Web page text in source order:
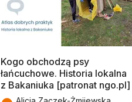
Kogo obchodzą psy
łańcuchowe. Historia lokalna
z Bakaniuka [patronat ngo.pl]